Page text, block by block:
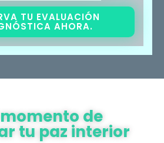
TU EVALUACIÓN
AHORA.
momento de
tu paz interior